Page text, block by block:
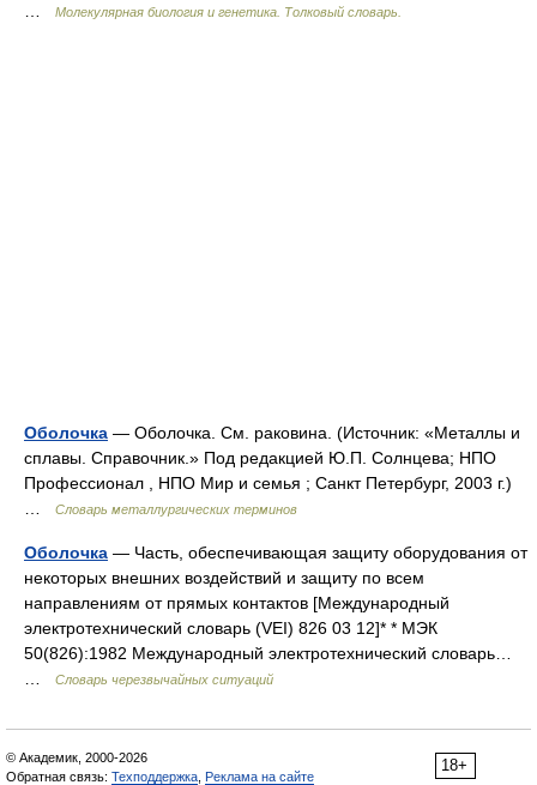
…
Молекулярная биология и генетика. Толковый словарь.
Оболочка — Оболочка. См. раковина. (Источник: «Металлы и
сплавы. Справочник.» Под редакцией Ю.П. Солнцева; НПО
Профессионал , НПО Мир и семья ; Санкт Петербург, 2003 г.)
…
Словарь металлургических терминов
Оболочка — Часть, обеспечивающая защиту оборудования от
некоторых внешних воздействий и защиту по всем
направлениям от прямых контактов [Международный
электротехнический словарь (VEI) 826 03 12]* * МЭК
50(826):1982 Международный электротехнический словарь…
…
Словарь черезвычайных ситуаций
18+
© Академик, 2000-2026
Обратная связь: Техподдержка Реклама на сайте